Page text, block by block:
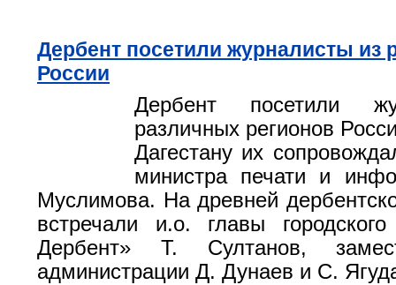
Дербент посетили журналисты из
России
Дербент посетили
различных регионов
Дагестану их
министра печати и
Муслимова. На древней
встречали и.о. главы городского
Дербент» Т. Султанов,
администрации Д. Дунаев и С.